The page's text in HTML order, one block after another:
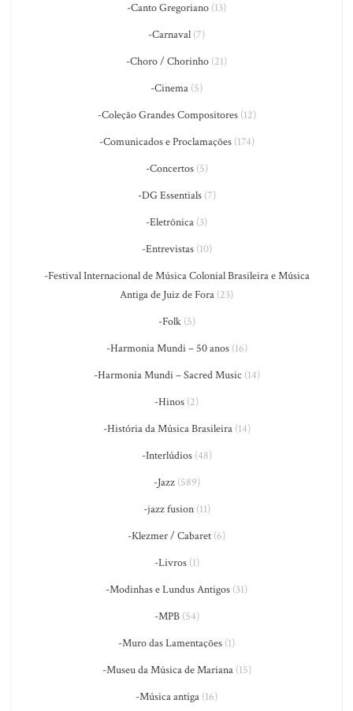
-Canto Gregoriano (13)
-Carnaval (7)
-Choro / Chorinho (21)
-Cinema (5)
-Coleção Grandes Compositores(12)
-Comunicados e Proclamações(174)
-Concertos(5)
-DG Essentials(7)
-Eletrônica (3)
-Entrevistas(10)
-Festival Internacional de Música Colonial Brasileira e Música
Antiga de Juiz de Fora (23)
-Folk(5)
-Harmonia Mundi – 50 anos(16)
-Harmonia Mundi – Sacred Music (14)
-Hinos (2)
-História da Música Brasileira(14)
-Interlúdios(48)
-Jazz(589)
-jazz fusion(11)
-Klezmer / Cabaret (6)
-Livros(1)
-Modinhas e Lundus Antigos (31)
-MPB(54)
-Muro das Lamentações (1)
-Museu da Música de Mariana(15)
-Música antiga (16)